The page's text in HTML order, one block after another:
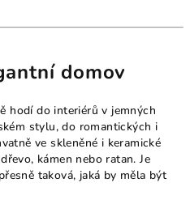
domov
hodí do interiérů v jemných
stylu, do romantických i
ve skleněné i keramické
kámen nebo ratan. Je
taková, jaká by měla být